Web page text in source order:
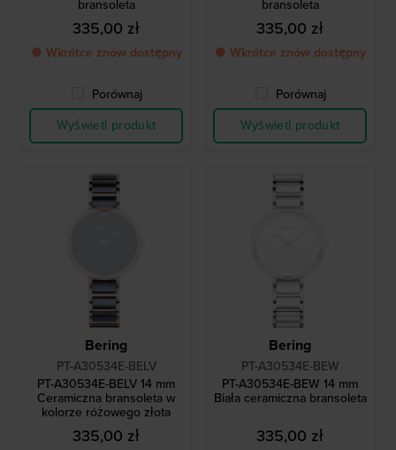
bransoleta
335,00 zł
● Wkrótce znów dostępny
Porównaj
Wyświetl produkt
bransoleta
335,00 zł
● Wkrótce znów dostępny
Porównaj
Wyświetl produkt
Bering
PT-A30534E-BELV
PT-A30534E-BELV 14 mm
Ceramiczna bransoleta w
kolorze różowego złota
335,00 zł
Bering
PT-A30534E-BEW
PT-A30534E-BEW 14 mm
Biała ceramiczna bransoleta
335,00 zł